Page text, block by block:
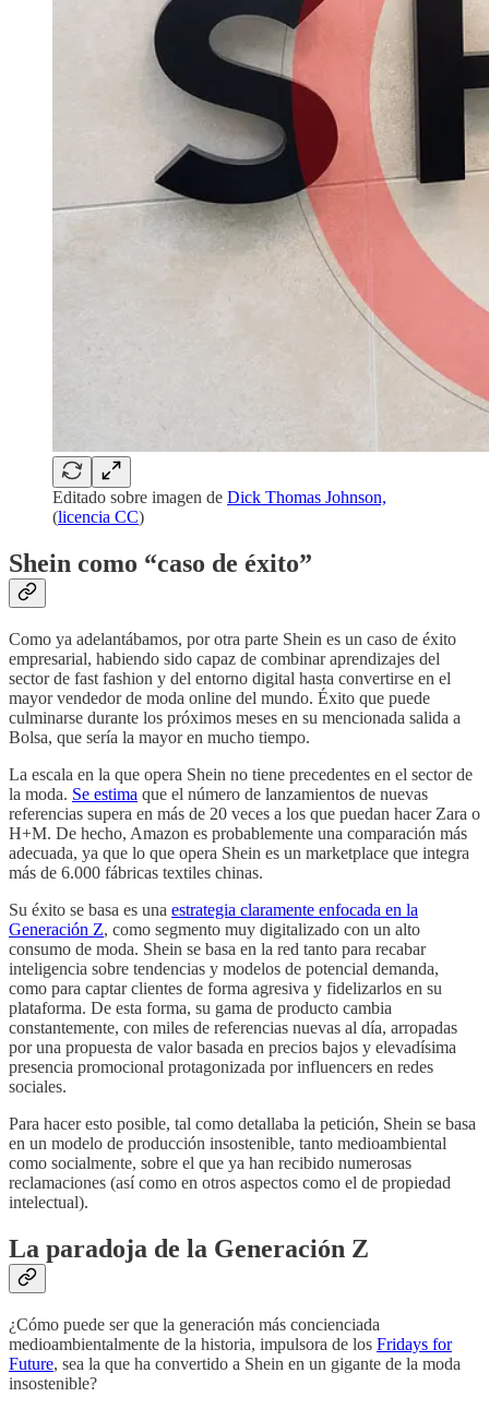
Editado sobre imagen de Dick Thomas Johnson,
(licencia CC)
Shein como “caso de éxito”
Como ya adelantábamos, por otra parte Shein es un caso de éxito
empresarial, habiendo sido capaz de combinar aprendizajes del
sector de fast fashion y del entorno digital hasta convertirse en el
mayor vendedor de moda online del mundo. Éxito que puede
culminarse durante los próximos meses en su mencionada salida a
Bolsa, que sería la mayor en mucho tiempo.
La escala en la que opera Shein no tiene precedentes en el sector de
la moda. Se estima que el número de lanzamientos de nuevas
referencias supera en más de 20 veces a los que puedan hacer Zara o
H+M. De hecho, Amazon es probablemente una comparación más
adecuada, ya que lo que opera Shein es un marketplace que integra
más de 6.000 fábricas textiles chinas.
Su éxito se basa es una estrategia claramente enfocada en la
Generación Z, como segmento muy digitalizado con un alto
consumo de moda. Shein se basa en la red tanto para recabar
inteligencia sobre tendencias y modelos de potencial demanda,
como para captar clientes de forma agresiva y fidelizarlos en su
plataforma. De esta forma, su gama de producto cambia
constantemente, con miles de referencias nuevas al día, arropadas
por una propuesta de valor basada en precios bajos y elevadísima
presencia promocional protagonizada por influencers en redes
sociales.
Para hacer esto posible, tal como detallaba la petición, Shein se basa
en un modelo de producción insostenible, tanto medioambiental
como socialmente, sobre el que ya han recibido numerosas
reclamaciones (así como en otros aspectos como el de propiedad
intelectual).
La paradoja de la Generación Z
¿Cómo puede ser que la generación más concienciada
medioambientalmente de la historia, impulsora de los Fridays for
Future, sea la que ha convertido a Shein en un gigante de la moda
insostenible?